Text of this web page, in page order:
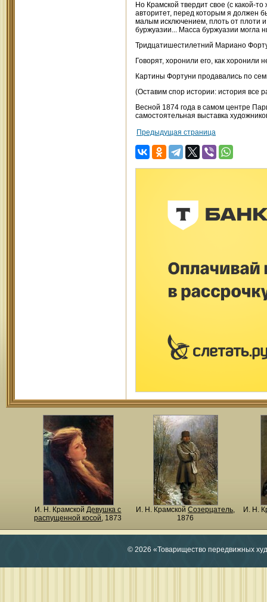
Но Крамской твердит свое (с какой-
авторитет, перед которым я должен
малым исключением, плоть от плоти
буржуазии... Масса буржуазии могла
Тридцатишестилетний Мариано
Говорят, хоронили его, как хоронили
Картины Фортуни продавались по
(Оставим спор истории: история все
Весной 1874 года в самом центре
самостоятельная выставка
Предыдущая страница
И. Н. КрамскойДевушка с
распущенной косой, 1873
И. Н. Крамской Созерцатель,
1876
И. Н.
© 2026 «Товарищество передвижных